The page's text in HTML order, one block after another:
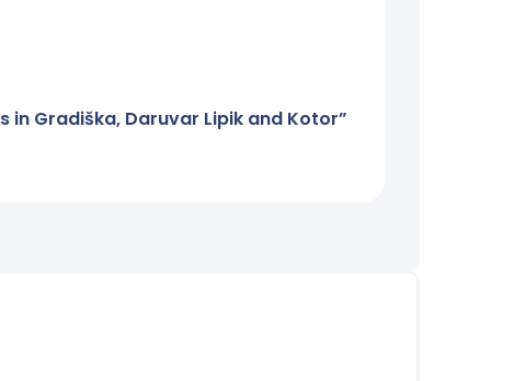
Gradiška, Daruvar Lipik and Kotor”